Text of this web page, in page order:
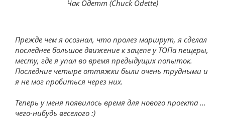
Чак Одетт (Chuck Odette)
Прежде чем я осознал, что пролез маршрут, я сделал
последнее большое движение к зацепе у ТОПа пещеры,
месту, где я упал во время предыдущих попыток.
Последние четыре оттяжки были очень трудными и
я не мог пробиться через них.
Теперь у меня появилось время для нового проекта ...
чего-нибудь веселого :)